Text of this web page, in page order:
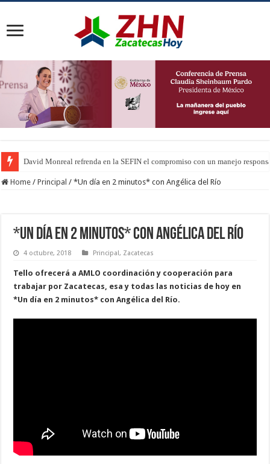
David Monreal refrenda en la SEFIN el compromiso con un manejo
Home / Principal / *Un día en 2 minutos* con Angélica del Río
*Un día en 2 minutos* con Angélica del Río
4 octubre, 2018 Principal, Zacatecas
Tello ofrecerá a AMLO coordinación y cooperación para
trabajar por Zacatecas, esa y todas las noticias de hoy en
*Un día en 2 minutos* con Angélica del Río.